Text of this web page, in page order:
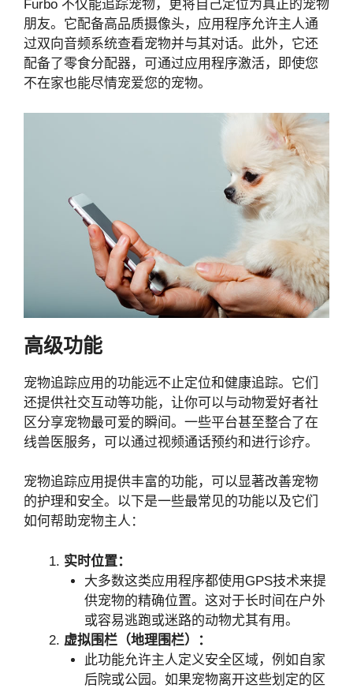
Furbo 不仅能追踪宠物，更将自己定位为真正的宠物
朋友。它配备高品质摄像头，应用程序允许主人通
过双向音频系统查看宠物并与其对话。此外，它还
配备了零食分配器，可通过应用程序激活，即使您
不在家也能尽情宠爱您的宠物。
高级功能
宠物追踪应用的功能远不止定位和健康追踪。它们
还提供社交互动等功能，让你可以与动物爱好者社
区分享宠物最可爱的瞬间。一些平台甚至整合了在
线兽医服务，可以通过视频通话预约和进行诊疗。
宠物追踪应用提供丰富的功能，可以显著改善宠物
的护理和安全。以下是一些最常见的功能以及它们
如何帮助宠物主人：
实时位置：
大多数这类应用程序都使用GPS技术来提
供宠物的精确位置。这对于长时间在户外
或容易逃跑或迷路的动物尤其有用。
虚拟围栏（地理围栏）：
此功能允许主人定义安全区域，例如自家
后院或公园。如果宠物离开这些划定的区